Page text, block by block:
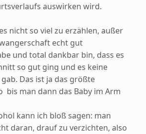
auswirken wird.
nicht so viel zu erzählen, außer
echt gut
und total dankbar bin, dass es
so gut ging und es keine
Das ist ja das größte
bis man dann das Baby im Arm
kann ich bloß sagen: man
daran, drauf zu verzichten, also